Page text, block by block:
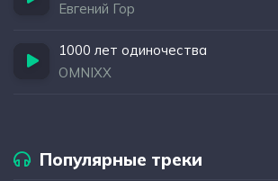
Евгений Гор
1000 лет одиночества
OMNIXX
Популярные треки